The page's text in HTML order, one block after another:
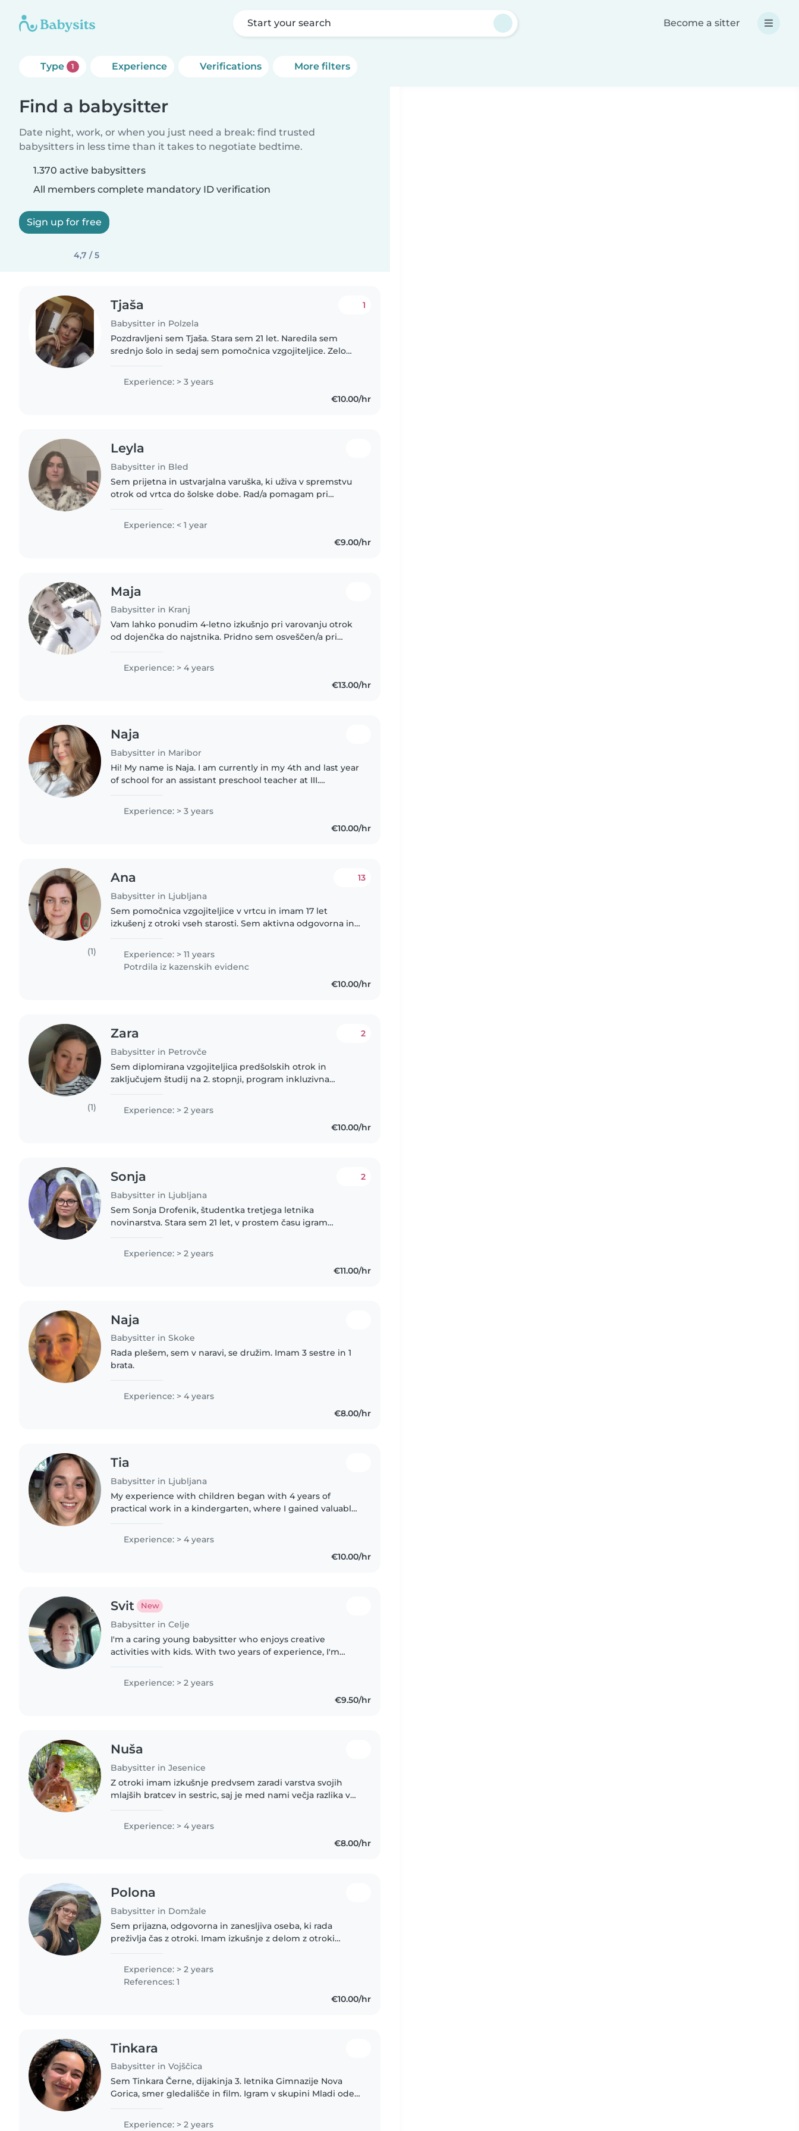
Start your search Become a sitter
Type 1 Experience Verifications More filters
Find a babysitter
Date night, work, or when you just need a break: find trusted
babysitters in less time than it takes to negotiate bedtime.
1.370 active babysitters
All members complete mandatory ID verification
Sign up for free
4,7 / 5
Tjaša
Babysitter in Polzela
1
Pozdravljeni sem Tjaša. Stara sem 21 let. Naredila sem
srednjo šolo in sedaj sem pomočnica vzgojiteljice. Zelo
Experience: > 3 years
€10.00/hr
Leyla
Babysitter in Bled
Sem prijetna in ustvarjalna varuška, ki uživa v spremstvu
otrok od vrtca do šolske dobe. Rad/a pomagam pri
Experience: < 1 year
€9.00/hr
Maja
Babysitter in Kranj
Vam lahko ponudim 4-letno izkušnjo pri varovanju otrok
od dojenčka do najstnika. Pridno sem osveščen/a pri
ustvarjalnost in organiziranje..
Experience: > 4 years
€13.00/hr
Naja
Babysitter in Maribor
Hi! My name is Naja. I am currently in my 4th and last year
of school for an assistant preschool teacher at III.
have experience..
Experience: > 3 years
€10.00/hr
(1)
Ana
Babysitter in Ljubljana
13
Sem pomočnica vzgojiteljice v vrtcu in imam 17 let
izkušenj z otroki vseh starosti. Sem aktivna odgovorna in
priskočim na pomoč..
Experience: > 11 years
Potrdila iz kazenskih evidenc
€10.00/hr
(1)
Zara
Babysitter in Petrovče
2
Sem diplomirana vzgojiteljica predšolskih otrok in
zaključujem študij na 2. stopnji, program inkluzivna
sestre in mlajšega brata,..
Experience: > 2 years
€10.00/hr
Sonja
Babysitter in Ljubljana
2
Sem Sonja Drofenik, študentka tretjega letnika
novinarstva. Stara sem 21 let, v prostem času igram
Experience: > 2 years
€11.00/hr
Naja
Babysitter in Skoke
Rada plešem, sem v naravi, se družim. Imam 3 sestre in 1
brata.
Experience: > 4 years
€8.00/hr
Tia
Babysitter in Ljubljana
My experience with children began with 4 years of
practical work in a kindergarten, where I gained valuable
supporting children's..
Experience: > 4 years
€10.00/hr
Svit New
Babysitter in Celje
I'm a caring young babysitter who enjoys creative
activities with kids. With two years of experience, I'm
teens. Fluent in both..
Experience: > 2 years
€9.50/hr
Nuša
Babysitter in Jesenice
Z otroki imam izkušnje predvsem zaradi varstva svojih
mlajših bratcev in sestric, saj je med nami večja razlika v
pomagam..
Experience: > 4 years
€8.00/hr
Polona
Babysitter in Domžale
Sem prijazna, odgovorna in zanesljiva oseba, ki rada
preživlja čas z otroki. Imam izkušnje z delom z otroki
Experience: > 2 years
References: 1
€10.00/hr
Tinkara
Babysitter in Vojščica
Sem Tinkara Černe, dijakinja 3. letnika Gimnazije Nova
Gorica, smer gledališče in film. Igram v skupini Mladi oder
zbor. Imam..
Experience: > 2 years